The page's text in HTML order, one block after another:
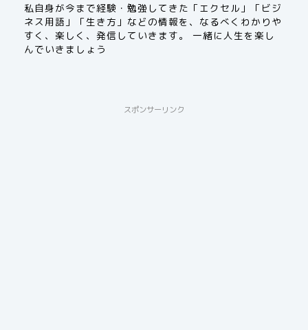
私自身が今まで経験・勉強してきた「エクセル」「ビジ
ネス用語」「生き方」などの情報を、なるべくわかりや
すく、楽しく、発信していきます。 一緒に人生を楽し
んでいきましょう
スポンサーリンク